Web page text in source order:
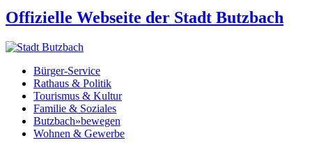
Offizielle Webseite der Stadt Butzbach
Bürger-Service
Rathaus & Politik
Tourismus & Kultur
Familie & Soziales
Butzbach»bewegen
Wohnen & Gewerbe